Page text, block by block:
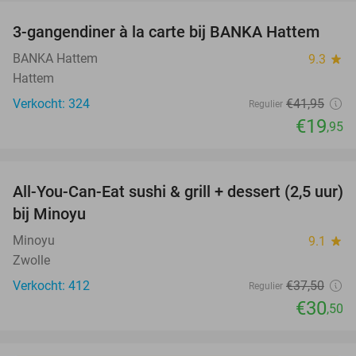
52%
3-gangendiner à la carte bij BANKA Hattem
BANKA Hattem 9.3 star
Hattem
Verkocht: 324
Regulier €41,95
€19,95
19%
All-You-Can-Eat sushi & grill + dessert (2,5 uur)
bij Minoyu
Minoyu 9.1 star
Zwolle
Verkocht: 412
Regulier €37,50
€30,50